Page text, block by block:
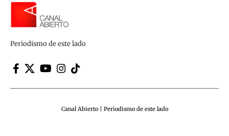
Periodismo de este lado
Canal Abierto | Periodismo de este lado